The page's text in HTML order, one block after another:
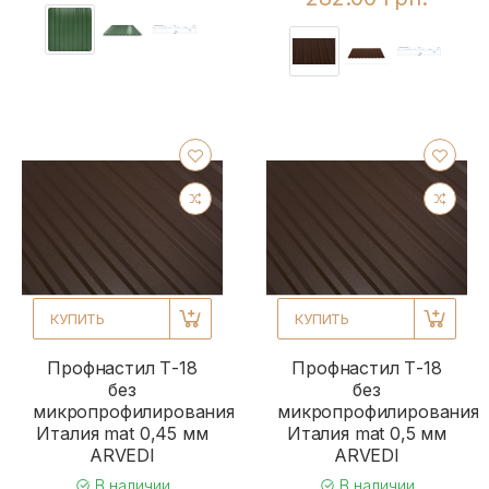
КУПИТЬ
Профнастил Т-18
без
микропрофилирования
Италия mat 0,45 мм
ARVEDI
КУПИТЬ
Профнастил Т-18
без
микропрофилирования
Италия mat 0,5 мм
ARVEDI